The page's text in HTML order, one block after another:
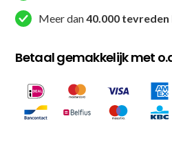
Meer dan40.000 tevreden
Betaal gemakkelijk met